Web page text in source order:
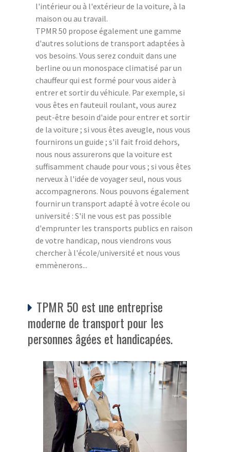
l'intérieur ou à l'extérieur de la voiture, à la
maison ou au travail.
TPMR 50 propose également une gamme
d'autres solutions de transport adaptées à
vos besoins. Vous serez conduit dans une
berline ou un monospace climatisé par un
chauffeur qui est formé pour vous aider à
entrer et sortir du véhicule. Par exemple, si
vous êtes en fauteuil roulant, vous aurez
peut-être besoin d'aide pour entrer et sortir
de la voiture ; si vous êtes aveugle, nous vous
fournirons un guide ; s'il fait froid dehors,
nous nous assurerons que la voiture est
suffisamment chaude pour vous ; si vous êtes
nerveux à l'idée de voyager seul, nous vous
accompagnerons. Nous pouvons également
fournir un transport adapté à votre école ou
université : S'il ne vous est pas possible
d'emprunter les transports publics en raison
de votre handicap, nous viendrons vous
chercher à l'école/université et nous vous
emmènerons...
TPMR 50 est une entreprise
moderne de transport pour les
personnes âgées et handicapées.